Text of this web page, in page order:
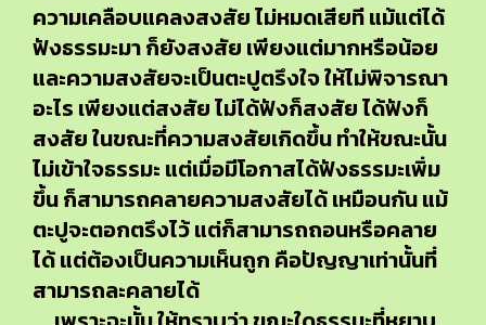
ความเคลือบแคลงสงสัย ไม่หมดเสียที แม้แต่ได้
ฟังธรรมะมา ก็ยังสงสัย เพียงแต่มากหรือน้อย
และความสงสัยจะเป็นตะปูตรึงใจ ให้ไม่พิจารณา
อะไร เพียงแต่สงสัย ไม่ได้ฟังก็สงสัย ได้ฟังก็
สงสัย ในขณะที่ความสงสัยเกิดขึ้น ทำให้ขณะนั้น
ไม่เข้าใจธรรมะ แต่เมื่อมีโอกาสได้ฟังธรรมะเพิ่ม
ขึ้น ก็สามารถคลายความสงสัยได้ เหมือนกัน แม้
ตะปูจะตอกตรึงไว้ แต่ก็สามารถถอนหรือคลาย
ได้ แต่ต้องเป็นความเห็นถูก คือปัญญาเท่านั้นที่
สามารถละคลายได้